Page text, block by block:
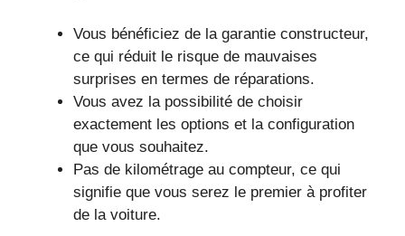
Vous bénéficiez de la garantie constructeur,
ce qui réduit le risque de mauvaises
surprises en termes de réparations.
Vous avez la possibilité de choisir
exactement les options et la configuration
que vous souhaitez.
Pas de kilométrage au compteur, ce qui
signifie que vous serez le premier à profiter
de la voiture.